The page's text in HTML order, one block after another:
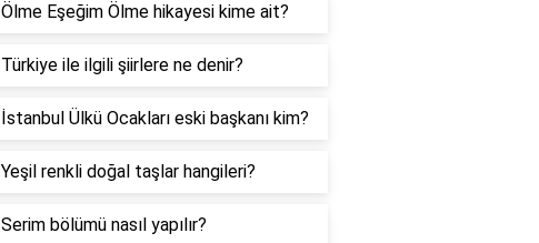
Ölme Eşeğim Ölme hikayesi kime ait?
Türkiye ile ilgili şiirlere ne denir?
İstanbul Ülkü Ocakları eski başkanı kim?
Yeşil renkli doğal taşlar hangileri?
Serim bölümü nasıl yapılır?